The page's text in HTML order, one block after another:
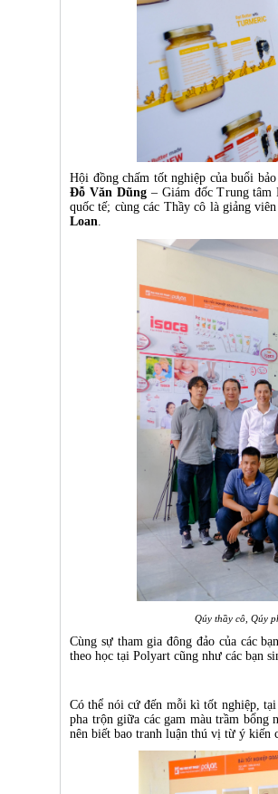
Hội đồng chấm tốt nghiệp của buổi
Đỗ Văn Dũng – Giám đốc Trung tâm
quốc tế; cùng các Thầy cô là giảng
Loan.
Qúy thầy cô, Qúy
Cùng sự tham gia đông đảo của các
theo học tại Polyart cũng như các bạn
Có thể nói cứ đến mỗi kì tốt nghiệp,
pha trộn giữa các gam màu trầm bổng
nên biết bao tranh luận thú vị từ ý kiến